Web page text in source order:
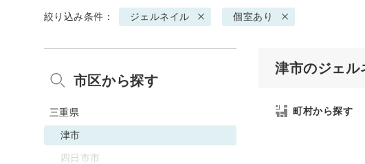
絞り込み条件： ジェルネイル 個室あり
津市のジェル
町村から探す
市区から探す
三重県
津市
四日市市